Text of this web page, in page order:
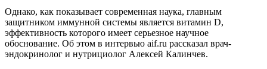
Однако, как показывает современная наука, главным
защитником иммунной системы является витамин D,
эффективность которого имеет серьезное научное
обоснование. Об этом в интервью aif.ru рассказал врач-
эндокринолог и нутрициолог Алексей Калинчев.